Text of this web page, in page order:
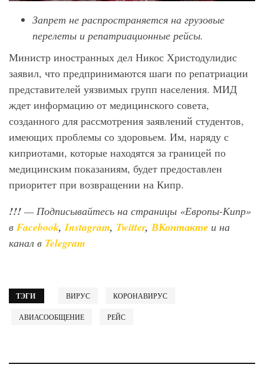
Запрет не распространяется на грузовые
перелеты и репатриационные рейсы.
Министр иностранных дел Никос Христодулидис
заявил, что предпринимаются шаги по репатриации
представителей уязвимых групп населения. МИД
ждет информацию от медицинского совета,
созданного для рассмотрения заявлений студентов,
имеющих проблемы со здоровьем. Им, наряду с
киприотами, которые находятся за границей по
медицинским показаниям, будет предоставлен
приоритет при возвращении на Кипр.
!!! — Подписывайтесь на страницы «Европы-Кипр»
вFacebook,Instagram, Twitter, ВКонтакте и на
канал в Telegram
ТЭГИ ВИРУС КОРОНАВИРУС
АВИАСООБЩЕНИЕ РЕЙС